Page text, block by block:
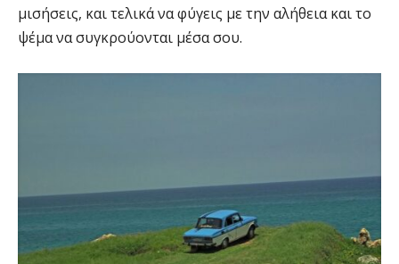
μισήσεις, και τελικά να φύγεις με την αλήθεια και το
ψέμα να συγκρούονται μέσα σου.